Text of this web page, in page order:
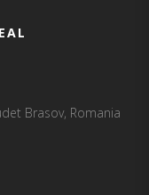
Brasov, Romania